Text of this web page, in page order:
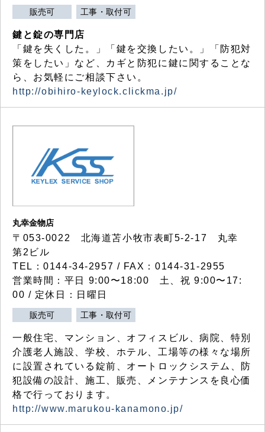
販売可 工事・取付可
鍵と錠の専門店
「鍵を失くした。」「鍵を交換したい。」「防犯対
策をしたい」など、カギと防犯に鍵に関することな
ら、お気軽にご相談下さい。
http://obihiro-keylock.clickma.jp/
丸幸金物店
〒053-0022 北海道苫小牧市表町5-2-17 丸幸
第2ビル
TEL：0144-34-2957 / FAX：0144-31-2955
営業時間：平日 9:00〜18:00 土、祝 9:00〜17:
00 / 定休日：日曜日
販売可 工事・取付可
一般住宅、マンション、オフィスビル、病院、特別
介護老人施設、学校、ホテル、工場等の様々な場所
に設置されている錠前、オートロックシステム、防
犯設備の設計、施工、販売、メンテナンスを良心価
格で行っております。
http://www.marukou-kanamono.jp/